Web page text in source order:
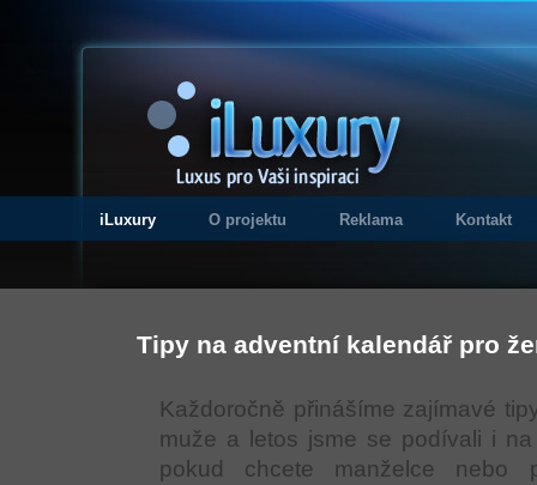
iLuxury O projektu Reklama Kontakt
Tipy na adventní kalendář pro
Každoročně přinášíme zajímavé
muže a letos jsme se podívali i
pokud chcete manželce nebo